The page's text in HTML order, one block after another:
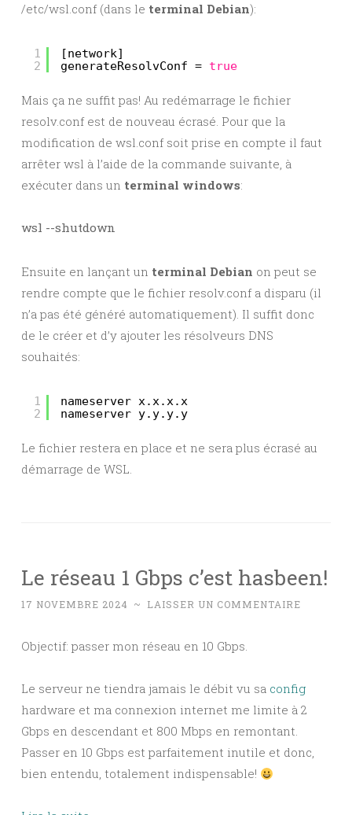
/etc/wsl.conf (dans le terminal Debian):
1
2
[network]
generateResolvConf = true
Mais ça ne suffit pas! Au redémarrage le fichier
resolv.conf est de nouveau écrasé. Pour que la
modification de wsl.conf soit prise en compte il faut
arrêter wsl à l’aide de la commande suivante, à
exécuter dans un terminal windows:
wsl --shutdown
Ensuite en lançant un terminal Debian on peut se
rendre compte que le fichier resolv.conf a disparu (il
n’a pas été généré automatiquement). Il suffit donc
de le créer et d’y ajouter les résolveurs DNS
souhaités:
1
2
nameserver x.x.x.x
nameserver y.y.y.y
Le fichier restera en place et ne sera plus écrasé au
démarrage de WSL.
Le réseau 1 Gbps c’est hasbeen!
17 NOVEMBRE 2024 ~ LAISSER UN COMMENTAIRE
Objectif: passer mon réseau en 10 Gbps.
Le serveur ne tiendra jamais le débit vu sa config
hardware et ma connexion internet me limite à 2
Gbps en descendant et 800 Mbps en remontant.
Passer en 10 Gbps est parfaitement inutile et donc,
bien entendu, totalement indispensable!